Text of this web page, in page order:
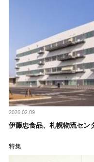
2026.02.09
伊藤忠食品、札幌物流セン
特集